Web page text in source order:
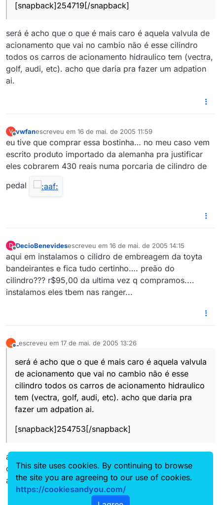
[snapback]254719[/snapback]
será é acho que o que é mais caro é aquela valvula de
acionamento que vai no cambio não é esse cilindro
todos os carros de acionamento hidraulico tem (vectra,
golf, audi, etc). acho que daria pra fazer um adpation
ai.
V
Offline
vwfanescreveu em 16 de mai. de 2005 11:59
última edição por
eu tive que comprar essa bostinha… no meu caso vem
escrito produto importado da alemanha pra justificar
eles cobrarem 430 reais numa porcaria de cilindro de
pedal
D
Offline
DecioBenevidesescreveu em 16 de mai. de 2005 14:15
última edição por
aqui em instalamos o cilidro de embreagem da toyta
bandeirantes e fica tudo certinho…. preão do
cilindro??? r$95,00 da ultima vez q compramos....
instalamos eles tbem nas ranger...
_ escreveu em 17 de mai. de 2005 13:26
última edição por
será é acho que o que é mais caro é aquela valvula
de acionamento que vai no cambio não é esse
cilindro todos os carros de acionamento hidraulico
tem (vectra, golf, audi, etc). acho que daria pra
fazer um adpation ai.
[snapback]254753[/snapback]
acho que não. o sistema varia de carro a carro, assim
como o di?metro do cilindro mestre. vai ser bem difácil
achar um idêntico em outro carro.
This site uses cookies. By continuing to browse
the site you are agreeing to our use of cookies.
https://cookiesandyou.com/